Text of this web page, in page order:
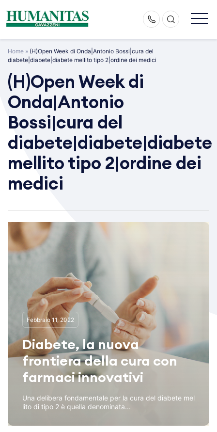
content
Home » (H)Open Week di Onda|Antonio Bossi|cura del
diabete|diabete|diabete mellito tipo 2|ordine dei medici
(H)Open Week di
Onda|Antonio
Bossi|cura del
diabete|diabete|diabete
mellito tipo 2|ordine dei
medici
Febbraio 11, 2022
Diabete, la nuova
frontiera della cura con
farmaci innovativi
Una delibera fondamentale per la cura del diabete mel
lito di tipo 2 è quella denominata...